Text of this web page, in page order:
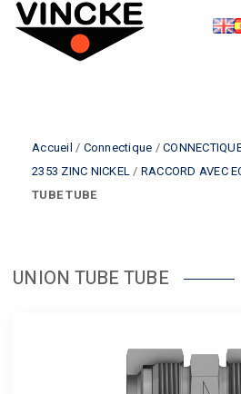
Accueil / Connectique /
2353 ZINC NICKEL / RACCORD AVEC
TUBE TUBE
UNION TUBE TUBE